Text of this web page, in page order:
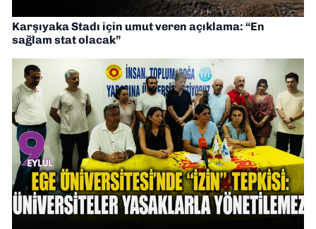
Karşıyaka Stadı için umut veren açıklama: “En
sağlam stat olacak”